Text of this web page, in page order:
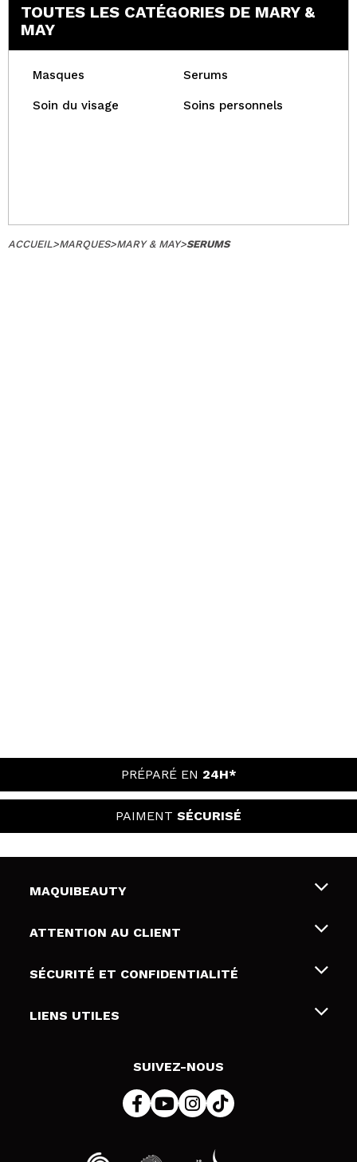
TOUTES LES CATÉGORIES DE MARY &
MAY
Masques Serums
Soin du visage Soins personnels
ACCUEIL>MARQUES>MARY & MAY>SERUMS
PRÉPARÉ EN 24H*
PAIMENT SÉCURISÉ
MAQUIBEAUTY
Qui sommes nous
Cartes-cadeaux
ATTENTION AU CLIENT
Livraison & retour
Modes de paiement
SÉCURITÉ ET CONFIDENTIALITÉ
Conditions et confidentialité
LIENS UTILES
SUIVEZ-NOUS